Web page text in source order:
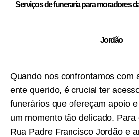
Serviços de funeraria para moradores
Jordão
Quando nos confrontamos com
ente querido, é crucial ter
funerários que ofereçam apoio
um momento tão delicado. Para
Rua Padre Francisco Jordão e